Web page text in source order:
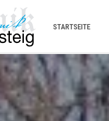
STARTSEITE